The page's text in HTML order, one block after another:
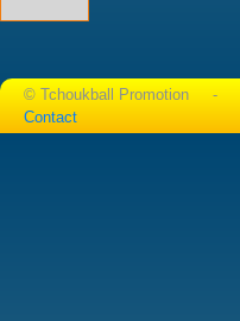
© Tchoukball Promotion -
Contact